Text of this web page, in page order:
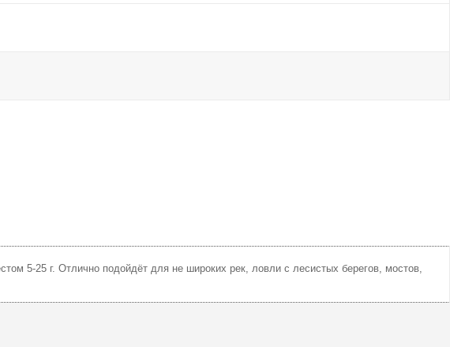
5-25 г. Отлично подойдёт для не широких рек, ловли с лесистых берегов, мостов,